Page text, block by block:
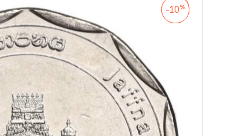
-10%
-10%
-10%